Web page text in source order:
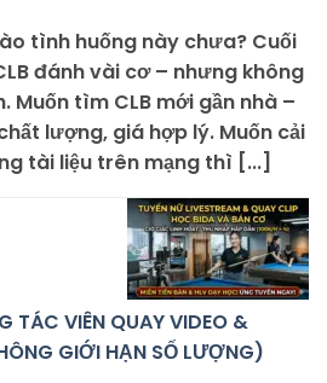
tình huống này chưa? Cuối
đánh vài cơ – nhưng không
Muốn tìm CLB mới gần nhà –
lượng, giá hợp lý. Muốn cải
tài liệu trên mạng thì [...]
TÁC VIÊN QUAY VIDEO &
GIỚI HẠN SỐ LƯỢNG)